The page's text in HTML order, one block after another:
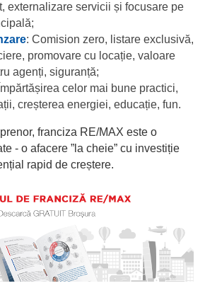
externalizare servicii și focusare pe
: Comision zero, listare exclusivă,
promovare cu locație, valoare
agenți, siguranță;
celor mai bune practici,
creșterea energiei, educație, fun.
franciza RE/MAX este o
- o afacere ”la cheie” cu investiție
rapid de creștere.